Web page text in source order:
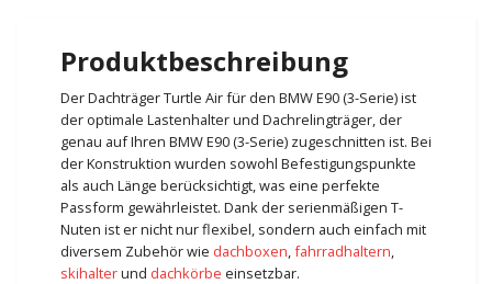
Produktbeschreibung
Der Dachträger Turtle Air für den BMW E90 (3-Serie) ist
der optimale Lastenhalter und Dachrelingträger, der
genau auf Ihren BMW E90 (3-Serie) zugeschnitten ist. Bei
der Konstruktion wurden sowohl Befestigungspunkte
als auch Länge berücksichtigt, was eine perfekte
Passform gewährleistet. Dank der serienmäßigen T-
Nuten ist er nicht nur flexibel, sondern auch einfach mit
diversem Zubehör wie dachboxen,fahrradhaltern,
skihalterund dachkörbe einsetzbar.